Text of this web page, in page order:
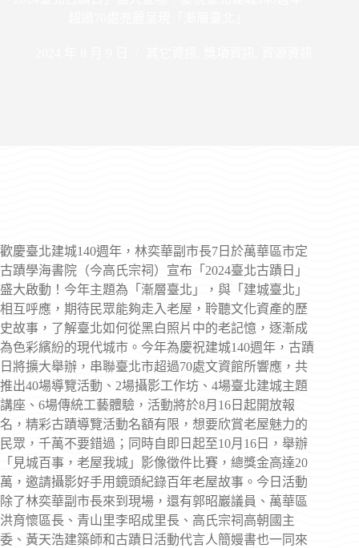
歡慶臺北建城140週年，林奕華副市長7日於萬華區市定
古蹟學海書院（今高氏宗祠）宣布「2024臺北古蹟日」
盛大啟動！今年主題為「漸層臺北」，與「建城臺北」
相互呼應，期待民眾能夠走入老屋，聆聽文化資產的歷
史故事，了解臺北如何從黑白照片中的老記憶，逐漸成
為色彩繽紛的現代城市。今年為慶祝建城140週年，古蹟
日將擴大舉辦，串聯臺北市超過70處文資館所響應，共
推出40場導覽活動、2場攝影工作坊、4場臺北建城主題
講座、6場傳統工藝體驗，活動將於8月16日起開放報
名，精彩古蹟導覽活動名額有限，想要欣賞老屋魅力的
民眾，千萬不要錯過；同時自即日起至10月16日，舉辦
「見城百事，老屋我城」影像徵件比賽，總獎金高達20
萬，邀請攝影好手用鏡頭紀錄百年老屋故事。今日活動
除了林奕華副市長來到現場，還有郭昭巖議員、萬華區
洪育懷區長、青山里李昭成里長、高氏宗祠高朝國主
委、黃天浩建築師和古蹟日活動代言人簡嫚書也一同來